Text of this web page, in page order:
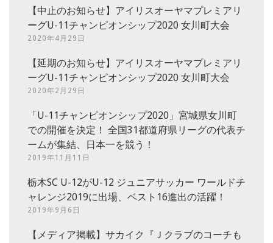
【中止のお知らせ】アイリスオーヤマプレミアリ
ーグU-11チャンピオンシップ2020 女川町大会
2020年4月29日
【延期のお知らせ】アイリスオーヤマプレミアリ
ーグU-11チャンピオンシップ2020 女川町大会
2020年2月29日
「U-11チャンピオンシップ2020」宮城県女川町
での開催を決定！ 全国31都道府県リーグの代表チ
ームが集結、日本一を競う！
2019年11月11日
栃木SC U-12がU-12 ジュニアサッカー ワールドチ
ャレンジ2019に出場、ベスト16進出の活躍！
2019年9月6日
【メディア掲載】サカイク『Ｊクラブのコーチも